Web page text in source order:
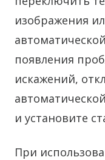
изображения
появления
искажений,
и установите
При